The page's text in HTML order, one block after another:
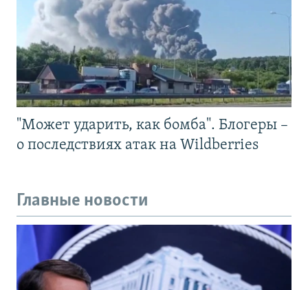
"Может ударить, как бомба". Блогеры –
о последствиях атак на Wildberries
Главные новости